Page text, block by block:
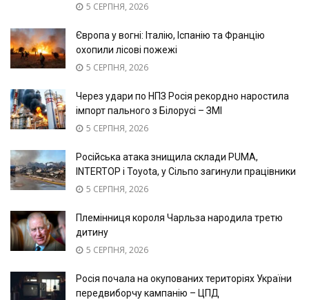
5 СЕРПНЯ, 2026
Європа у вогні: Італію, Іспанію та Францію
охопили лісові пожежі
5 СЕРПНЯ, 2026
Через удари по НПЗ Росія рекордно наростила
імпорт пального з Білорусі – ЗМІ
5 СЕРПНЯ, 2026
Російська атака знищила склади PUMA,
INTERTOP і Toyota, у Сільпо загинули працівники
5 СЕРПНЯ, 2026
Племінниця короля Чарльза народила третю
дитину
5 СЕРПНЯ, 2026
Росія почала на окупованих територіях України
передвиборчу кампанію – ЦПД